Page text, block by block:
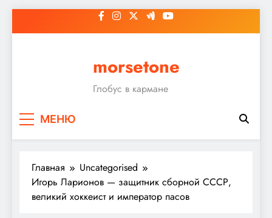
к
morsetone
Глобус в кармане
МЕНЮ
Главная
Uncategorised
Игорь Ларионов — защитник сборной СССР,
великий хоккеист и император пасов